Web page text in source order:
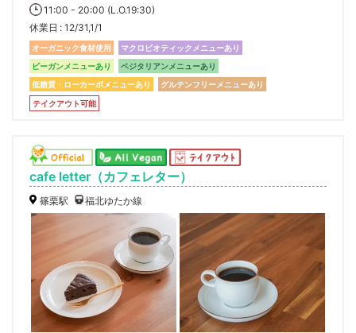
11:00 - 20:00 (L.O.19:30)
休業日
12/31,1/1
オーガニック食材使用
マクロビオティックメニューあり
ビーガンメニューあり
ベジタリアンメニューあり
低糖質・ローカーボメニューあり
グルテンフリーメニューあり
テイクアウト可能
cafe letter（カフェレター）
篠栗駅 福北ゆたか線